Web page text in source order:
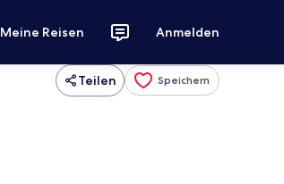
Meine Reisen Anmelden
Teilen Speichern